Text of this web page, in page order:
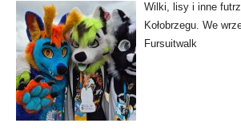
Wilki, lisy i inne
Kołobrzegu. We
Fursuitwalk